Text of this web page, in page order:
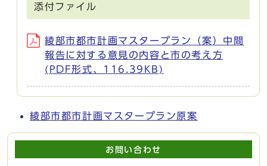
添付ファイル
綾部市都市計画マスタープラン（案）中間
報告に対する意見の内容と市の考え方
(PDF形式、116.39KB)
綾部市都市計画マスタープラン原案
お問い合わせ